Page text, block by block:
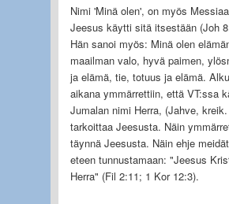
Nimi 'Minä olen', on myös
Jeesus käytti sitä itsestään (Joh
Hän sanoi myös: Minä olen
maailman valo, hyvä paimen,
ja elämä, tie, totuus ja elämä.
aikana ymmärrettiin, että VT:ssa
Jumalan nimi Herra, (Jahve,
tarkoittaa Jeesusta. Näin
täynnä Jeesusta. Näin ehje
eteen tunnustamaan: "Jeesus
Herra" (Fil 2:11; 1 Kor 12:3).